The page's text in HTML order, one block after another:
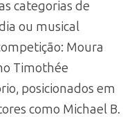
categorias de
ou musical
Moura
Timothée
posicionados em
como Michael B.